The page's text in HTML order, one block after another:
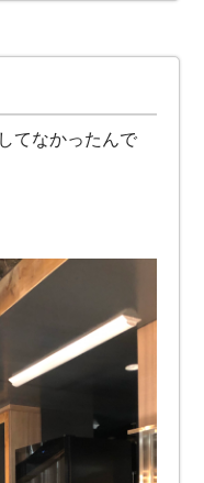
てなかったんで